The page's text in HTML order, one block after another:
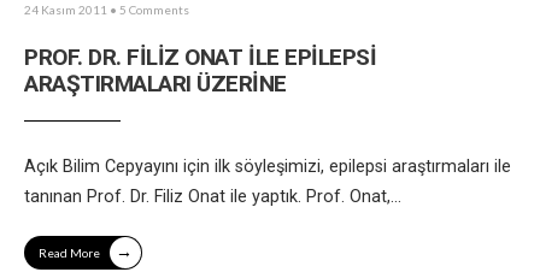
24 Kasım 2011 • 5 Comments
PROF. DR. FİLİZ ONAT İLE EPİLEPSİ
ARAŞTIRMALARI ÜZERİNE
Açık Bilim Cepyayını için ilk söyleşimizi, epilepsi araştırmaları ile
tanınan Prof. Dr. Filiz Onat ile yaptık. Prof. Onat,...
Read More →